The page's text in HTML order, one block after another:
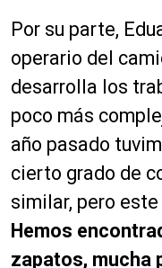
Por su parte,
operario del
desarrolla los
poco más
año pasado
cierto grado de
similar, pero
Hemos
zapatos, mucha